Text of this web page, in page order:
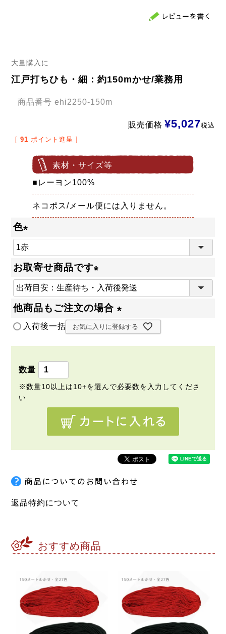
大量購入に
江戸打ちひも・細：約150mかせ/業務用
商品番号 ehi2250-150m
販売価格 ¥5,027税込
[ 91 ポイント進呈 ]
素材・サイズ等
■レーヨン100%
ネコポス/メール便には入りません。
色
(
必
)
お取寄せ商品です
(
必
)
他商品もご注文の場合
(
入荷後一括発送お気に入りに登録する
返品特約について
おすすめ商品